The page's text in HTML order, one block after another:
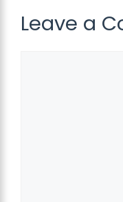
Leave a